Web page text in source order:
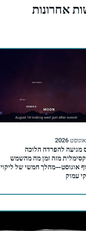
אחרונות
מגיעה להפרדה הלוכה
מזה זמן מה מהשמש
אוגוסט—מהלך חמשי של ליקוי
עמוק